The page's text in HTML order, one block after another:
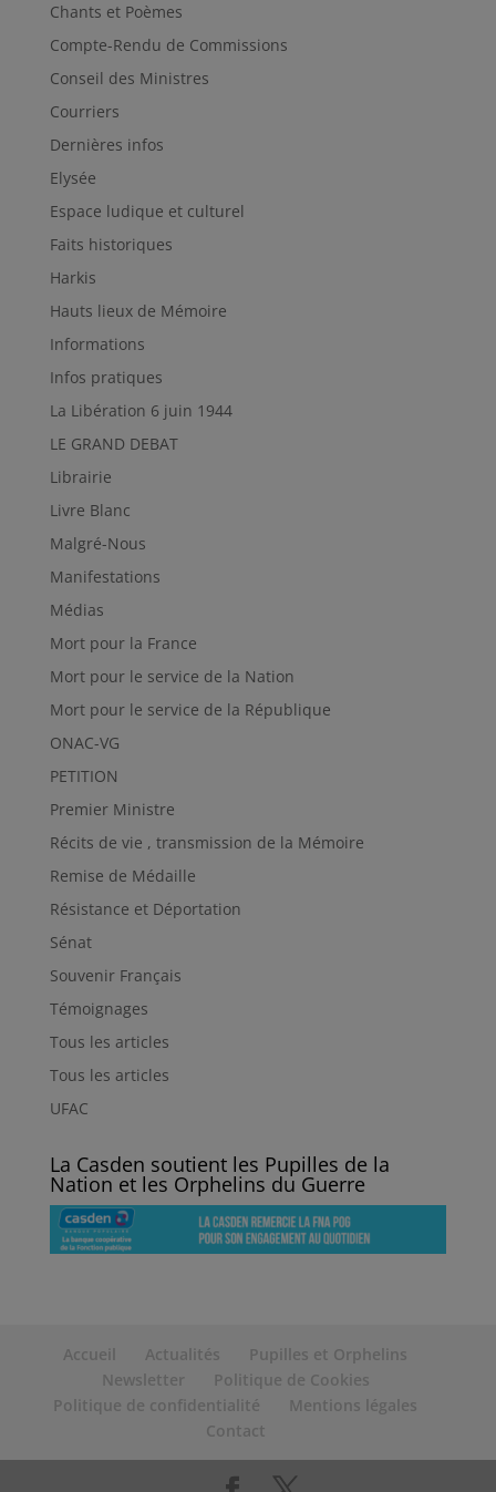
Chants et Poèmes
Compte-Rendu de Commissions
Conseil des Ministres
Courriers
Dernières infos
Elysée
Espace ludique et culturel
Faits historiques
Harkis
Hauts lieux de Mémoire
Informations
Infos pratiques
La Libération 6 juin 1944
LE GRAND DEBAT
Librairie
Livre Blanc
Malgré-Nous
Manifestations
Médias
Mort pour la France
Mort pour le service de la Nation
Mort pour le service de la République
ONAC-VG
PETITION
Premier Ministre
Récits de vie , transmission de la Mémoire
Remise de Médaille
Résistance et Déportation
Sénat
Souvenir Français
Témoignages
Tous les articles
Tous les articles
UFAC
La Casden soutient les Pupilles de la
Nation et les Orphelins du Guerre
Accueil Actualités
Pupilles et Orphelins
Newsletter
Politique de Cookies
Politique de confidentialité
Mentions légales
Contact